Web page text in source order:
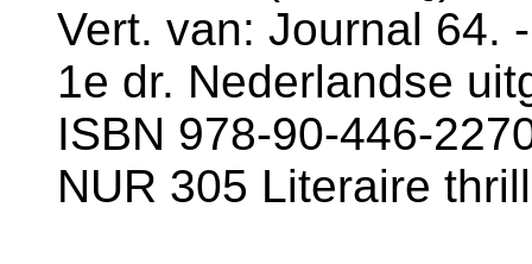
Vert. van: Journal 64.
1e dr. Nederlandse
ISBN 978-90-446-
NUR 305 Literaire